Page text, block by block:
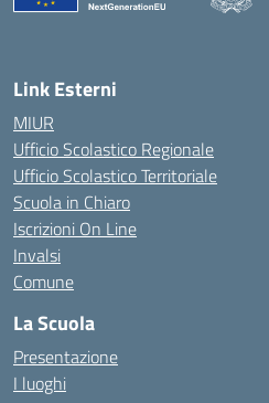
Link Esterni
MIUR
Ufficio Scolastico Regionale
Ufficio Scolastico Territoriale
Scuola in Chiaro
Iscrizioni On Line
Invalsi
Comune
La Scuola
Presentazione
I luoghi